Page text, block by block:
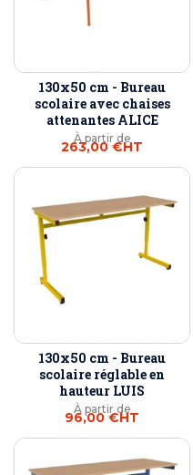
130x50 cm - Bureau
scolaire avec chaises
attenantes ALICE
À partir de
263,00 €HT
130x50 cm - Bureau
scolaire réglable en
hauteur LUIS
À partir de
96,00 €HT